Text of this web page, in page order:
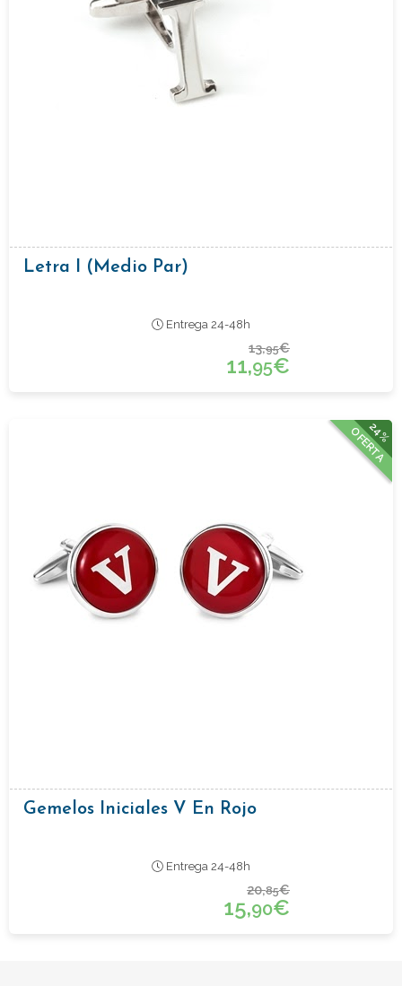
Letra I (medio Par)
Entrega 24-48h
13,95€
11,95€
24%
OFERTA
Gemelos Iniciales V En Rojo
Entrega 24-48h
20,85€
15,90€